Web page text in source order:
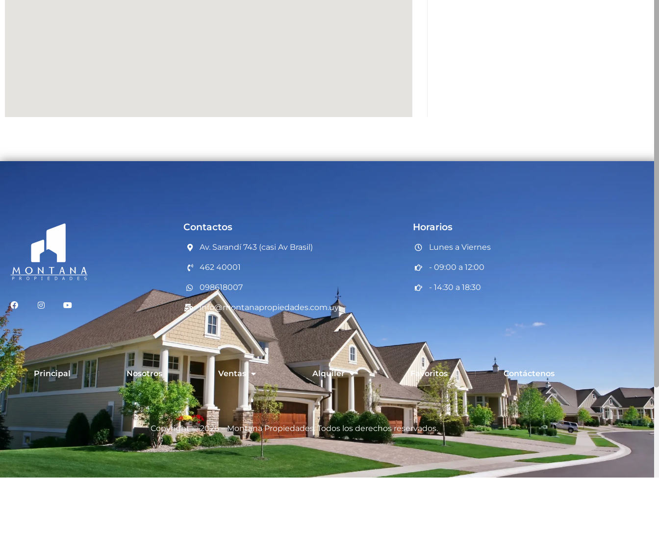
Contactos
Av. Sarandí 743 (casi Av Brasil)
462 40001
098618007
info@montanapropiedades.com.uy
Horarios
Lunes a Viernes
- 09:00 a 12:00
- 14:30 a 18:30
Principal Nosotros Ventas Alquiler Favoritos Contáctenos
Copyright © 2026 – Montana Propiedades. Todos los derechos reservados.